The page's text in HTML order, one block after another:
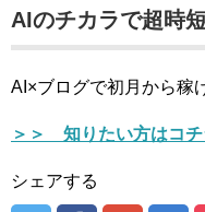
AIのチカラで超時
AI×ブログで初月から稼
＞＞ 知りたい方はコチ
シェアする